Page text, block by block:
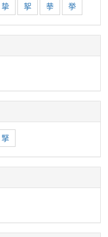
挚 挐 拲 挙
掔